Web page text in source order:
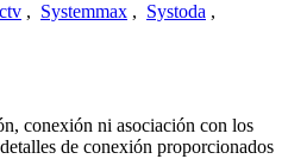
, Systemmax , Systoda ,
conexión ni asociación con los
de conexión proporcionados